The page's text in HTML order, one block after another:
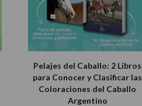
Pelajes del Caballo: 2 Libros
para Conocer y Clasificar las
Coloraciones del Caballo
Argentino